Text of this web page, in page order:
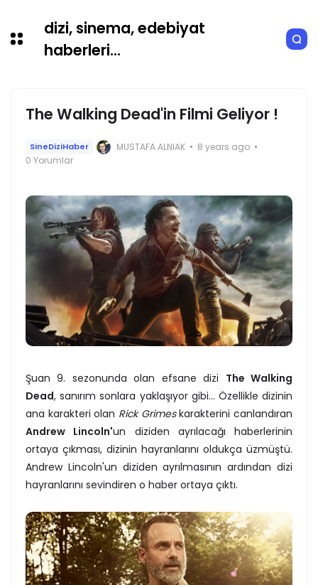
dizi, sinema, edebiyat
haberleri...
The Walking Dead'in Filmi Geliyor !
SineDiziHaber MUSTAFA ALNIAK
8 years ago
0 Yorumlar
Şuan 9. sezonunda olan efsane dizi The Walking
Dead, sanırım sonlara yaklaşıyor gibi... Özellikle dizinin
ana karakteri olan Rick Grimeskarakterini canlandıran
Andrew Lincoln'un diziden ayrılacağı haberlerinin
ortaya çıkması, dizinin hayranlarını oldukça üzmüştü.
Andrew Lincoln'un diziden ayrılmasının ardından dizi
hayranlarını sevindiren o haber ortaya çıktı.